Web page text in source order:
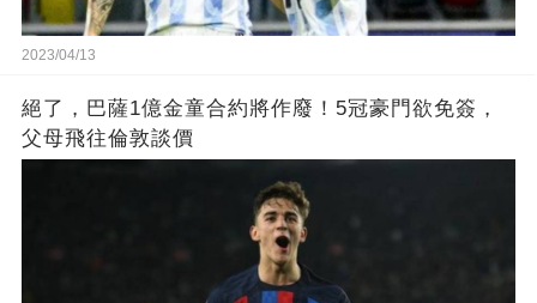
2023/04/13
絕了，巴薩1億金童合約將作廢！5冠豪門欲免簽，
父母飛往倫敦談價